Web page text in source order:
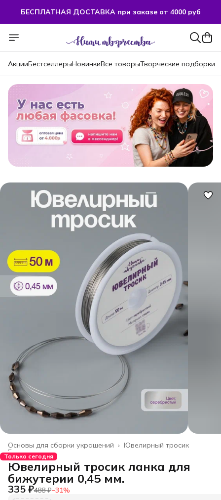
БЕСПЛАТНАЯ ДОСТАВКА при заказе от 4000 руб
АкцииБестселлерыНовинкиВсе товарыТворческие подборки
Ювелирный тросик
Основы для сборки украшений ›
Главная ›
Только сегодня
Ювелирный тросик ланка для
бижутерии 0,45 мм.
335 ₽488 ₽−31%